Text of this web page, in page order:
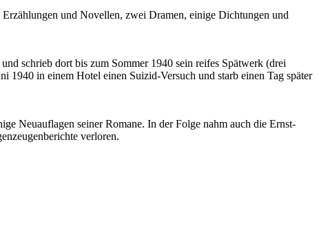
und Novellen, zwei Dramen, einige Dichtungen und
schrieb dort bis zum Sommer 1940 sein reifes Spätwerk (drei
1940 in einem Hotel einen Suizid-Versuch und starb einen Tag später
Neuauflagen seiner Romane. In der Folge nahm auch die Ernst-
verloren.